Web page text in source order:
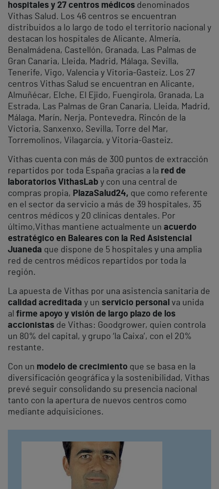
hospitales y 27 centros médicos denominados
Vithas Salud. Los 46 centros se encuentran
distribuidos a lo largo de todo el territorio nacional y
destacan los hospitales de Alicante, Almería,
Benalmádena, Castellón, Granada, Las Palmas de
Gran Canaria, Lleida, Madrid, Málaga, Sevilla,
Tenerife, Vigo, Valencia y Vitoria-Gasteiz. Los 27
centros Vithas Salud se encuentran en Alicante,
Almuñécar, Elche, El Ejido, Fuengirola, Granada, La
Estrada, Las Palmas de Gran Canaria, Lleida, Madrid,
Málaga, Marín, Nerja, Pontevedra, Rincón de la
Victoria, Sanxenxo, Sevilla, Torre del Mar,
Torremolinos, Vilagarcía, y Vitoria-Gasteiz.
Vithas cuenta con más de 300 puntos de extracción
repartidos por toda España gracias a la red de
laboratorios VithasLab y con una central de
compras propia, PlazaSalud24, que como referente
en el sector da servicio a más de 39 hospitales, 35
centros médicos y 20 clínicas dentales. Por
último,Vithas mantiene actualmente un acuerdo
estratégico en Baleares con la Red Asistencial
Juaneda que dispone de 5 hospitales y una amplia
red de centros médicos repartidos por toda la
región.
La apuesta de Vithas por una asistencia sanitaria de
calidad acreditada y un servicio personal va unida
al firme apoyo y visión de largo plazo de los
accionistas de Vithas: Goodgrower, quien controla
un 80% del capital, y grupo ‘la Caixa’, con el 20%
restante.
Con un modelo de crecimiento que se basa en la
diversificación geográfica y la sostenibilidad, Vithas
prevé seguir consolidando su presencia nacional
tanto con la apertura de nuevos centros como
mediante adquisiciones.